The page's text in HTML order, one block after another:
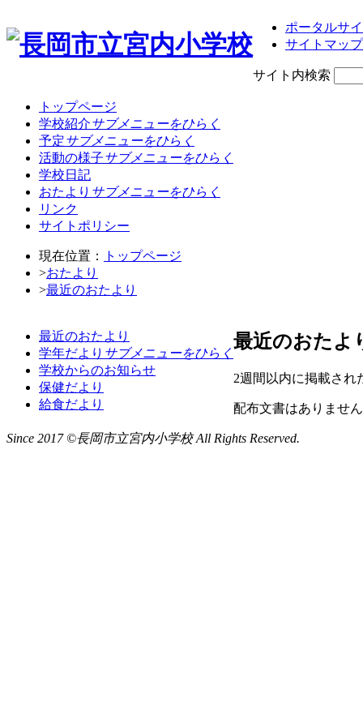
ポータルサ
サイトマップ
サイト内検索
トップページ
学校紹介サブメニューをひらく
予定サブメニューをひらく
活動の様子サブメニューをひらく
学校日記
おたより サブメニューをひらく
リンク
サイトポリシー
現在位置：
トップページ
>おたより
>最近のおたより
最近のおたより
学年だより サブメニューをひらく
学校からのお知らせ
保健だより
給食だより
最近のおたよ
2週間以内に掲載され
配布文書はありませ
Since 2017 ©長岡市立宮内小学校 All Rights Reserved.